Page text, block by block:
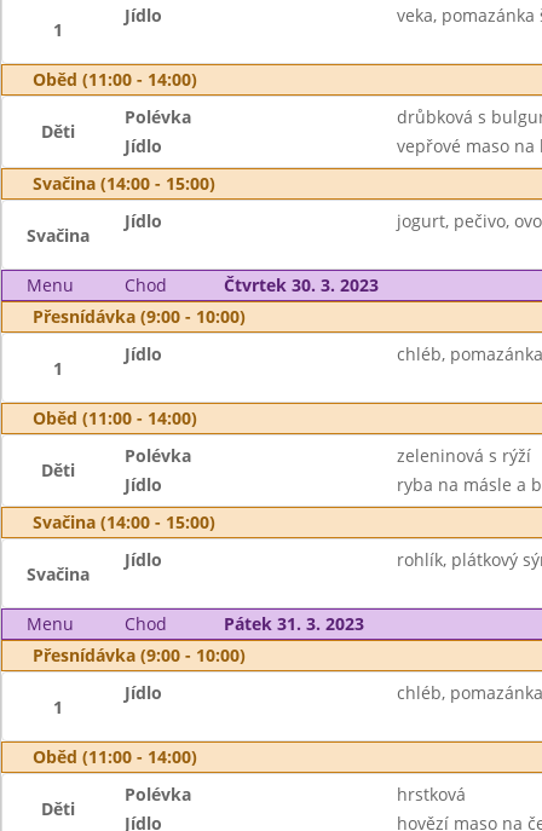
1
Jídlo veka,
Oběd (11:00 - 14:00)
Děti
Polévka
drůbková s
Jídlo
vepřové maso na
Svačina (14:00 - 15:00)
Svačina
Jídlo jogurt, pečivo,
Menu Chod
Čtvrtek 30. 3. 2023
Přesnídávka (9:00 - 10:00)
1
Jídlo chléb,
Oběd (11:00 - 14:00)
Děti
Polévka
zeleninová s rýží
Jídlo
ryba na másle a
Svačina (14:00 - 15:00)
Svačina
Jídlo rohlík, plátkový
Menu Chod
Pátek 31. 3. 2023
Přesnídávka (9:00 - 10:00)
1
Jídlo chléb,
Oběd (11:00 - 14:00)
Děti
Polévka
hrstková
Jídlo
hovězí maso na